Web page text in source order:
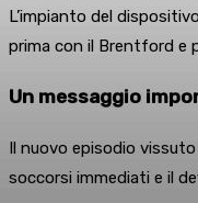
L’impianto del
prima con il Brentford e
Un messaggio
Il nuovo episodio
soccorsi immediati e il